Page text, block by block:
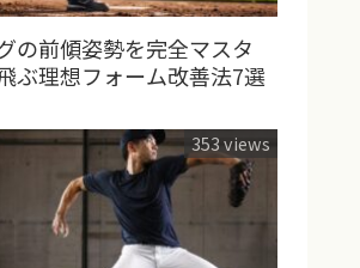
の前傾姿勢を完全マスタ
ぶ理想フォーム改善法7選
353 views